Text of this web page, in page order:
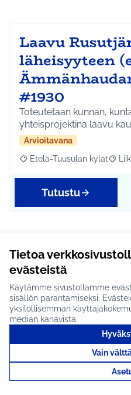
Tietoa
evästeistä
Käytämme sivustollamme
sisällön parantamiseksi.
yksilöllisemmän
median kanavista.
Vain
Laavu
läheisyyteen
#1930
Toteutetaan kunnan,
yhteisprojektina laavu
Arvioitavana
Rajaa tulokset aihepiirin
Etelä-Tuusulan kylät
Tutustu
Vanhankylän
siirrettävä
#1933
Vanhankylän koululla ei
lasten kokkikursseja tms.
Rajaa tulokset aihepiirin
Rajaa tulokset
Hyvinvointi ja